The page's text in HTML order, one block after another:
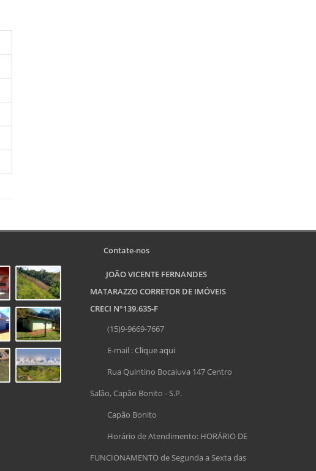
Contate-nos
JOÃO VICENTE FERNANDES
MATARAZZO CORRETOR DE IMÓVEIS
CRECI N°139.635-F
(15)9-9669-7667
E-mail :Clique aqui
Rua Quintino Bocaiuva 147 Centro
Salão, Capão Bonito - S.P.
Capão Bonito
Horário de Atendimento: HORÁRIO DE
FUNCIONAMENTO de Segunda a Sexta das